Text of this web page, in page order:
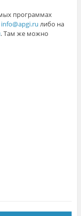
программах
info@apgi.ru либо на
. Там же можно